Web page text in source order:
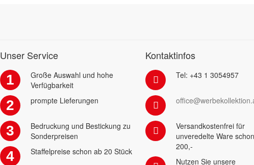
Unser Service
1
Große Auswahl und hohe
Verfügbarkeit
2 prompte Lieferungen
3
Bedruckung und Bestickung zu
Sonderpreisen
4 Staffelpreise schon ab 20 Stück
Kontaktinfos
Tel: +43 1 3054957
Versandkostenfrei für
unveredelte Ware
200,-
Nutzen Sie unsere